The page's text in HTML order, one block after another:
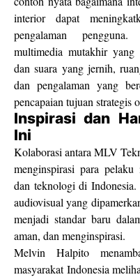
interior dapat
pengalaman
multimedia mutakhir
dan suara yang jernih,
dan pengalaman yang
pencapaian tujuan strategis
Inspirasi dan
Ini
Kolaborasi antara MLV
menginspirasi para
dan teknologi di
audiovisual yang
menjadi standar baru
aman, dan menginspirasi.
Melvin Halpito
masyarakat Indonesia